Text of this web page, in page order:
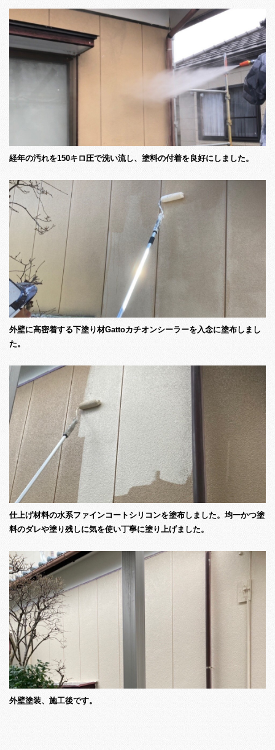
経年の汚れを150キロ圧で洗い流し、塗料の付着を良好にしました。
外壁に高密着する下塗り材Gattoカチオンシーラーを入念に塗布しまし
た。
仕上げ材料の水系ファインコートシリコンを塗布しました。均一かつ塗
料のダレや塗り残しに気を使い丁寧に塗り上げました。
外壁塗装、施工後です。